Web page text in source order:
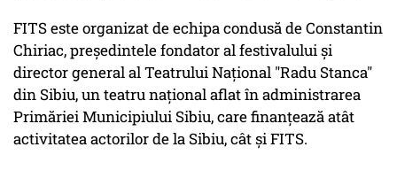
FITS este organizat de echipa condusă de Constantin
Chiriac, preşedintele fondator al festivalului şi
director general al Teatrului Naţional "Radu Stanca"
din Sibiu, un teatru naţional aflat în administrarea
Primăriei Municipiului Sibiu, care finanţează atât
activitatea actorilor de la Sibiu, cât şi FITS.